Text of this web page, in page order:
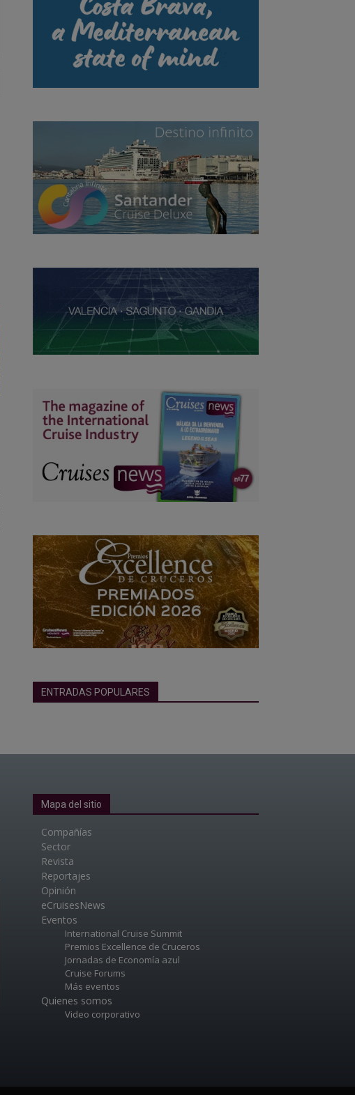
ENTRADAS POPULARES
Mapa del sitio
Compañías
Sector
Revista
Reportajes
Opinión
eCruisesNews
Eventos
International Cruise Summit
Premios Excellence de Cruceros
Jornadas de Economía azul
Cruise Forums
Más eventos
Quienes somos
Video corporativo